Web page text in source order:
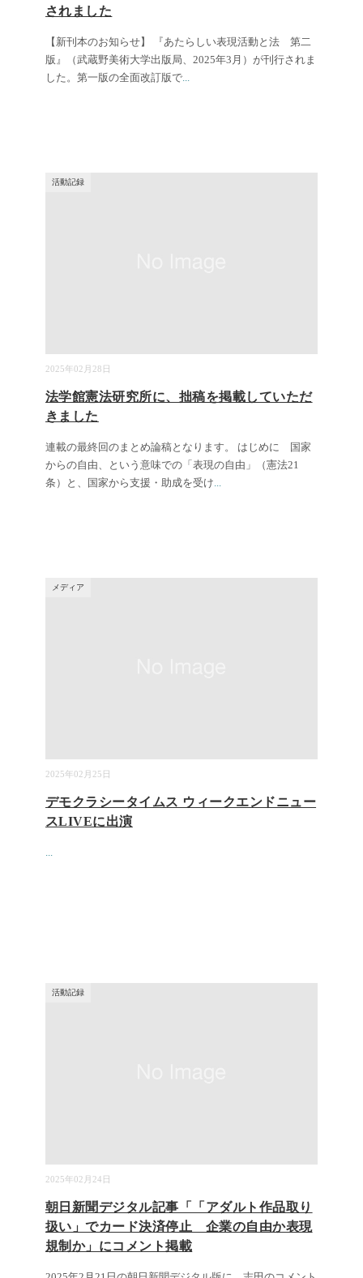
されました
【新刊本のお知らせ】 『あたらしい表現活動と法 第二
版』（武蔵野美術大学出版局、2025年3月）が刊行されま
した。第一版の全面改訂版で...
2025年02月28日
活動記録
法学館憲法研究所に、拙稿を掲載していただ
きました
連載の最終回のまとめ論稿となります。 はじめに 国家
からの自由、という意味での「表現の自由」（憲法21
条）と、国家から支援・助成を受け...
2025年02月25日
メディア
デモクラシータイムス ウィークエンドニュー
スLIVEに出演
...
2025年02月24日
活動記録
朝日新聞デジタル記事「「アダルト作品取り
扱い」でカード決済停止 企業の自由か表現
規制か」にコメント掲載